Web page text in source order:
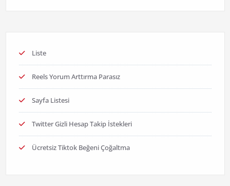
Liste
Reels Yorum Arttırma Parasız
Sayfa Listesi
Twitter Gizli Hesap Takip İstekleri
Ücretsiz Tiktok Beğeni Çoğaltma